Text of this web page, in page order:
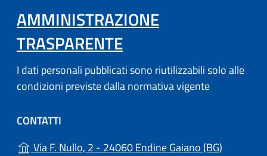
AMMINISTRAZIONE
TRASPARENTE
I dati personali pubblicati sono riutilizzabili solo alle
condizioni previste dalla normativa vigente
CONTATTI
Via F. Nullo, 2 - 24060 Endine Gaiano (BG)